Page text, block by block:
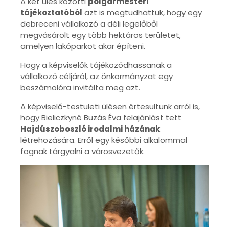
tájékoztatóból azt is megtudhattuk, hogy egy
debreceni vállalkozó a déli legelőből
megvásárolt egy több hektáros területet,
amelyen lakóparkot akar építeni.
Hogy a képviselők tájékozódhassanak a
vállalkozó céljáról, az önkormányzat egy
beszámolóra invitálta meg azt.
A képviselő-testületi ülésen értesültünk arról is,
hogy Bieliczkyné Buzás Éva felajánlást tett
Hajdúszoboszló irodalmi házának
létrehozására. Erről egy későbbi alkalommal
fognak tárgyalni a városvezetők.